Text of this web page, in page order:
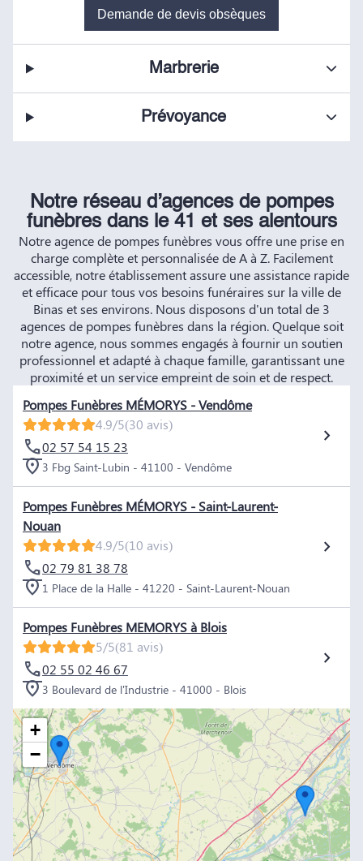
Demande de devis obsèques
Marbrerie
Prévoyance
Notre réseau d’agences de pompes
funèbres dans le 41 et ses alentours
Notre agence de pompes funèbres vous offre une prise en
charge complète et personnalisée de A à Z. Facilement
accessible, notre établissement assure une assistance rapide
et efficace pour tous vos besoins funéraires sur la ville de
Binas et ses environs. Nous disposons d'un total de 3
agences de pompes funèbres dans la région. Quelque soit
notre agence, nous sommes engagés à fournir un soutien
professionnel et adapté à chaque famille, garantissant une
proximité et un service empreint de soin et de respect.
Pompes Funèbres MÉMORYS - Vendôme
4.9/5(30 avis)
02 57 54 15 23
3 Fbg Saint-Lubin - 41100 - Vendôme
Pompes Funèbres MÉMORYS - Saint-Laurent-
Nouan
4.9/5(10 avis)
02 79 81 38 78
1 Place de la Halle - 41220 - Saint-Laurent-Nouan
Pompes Funèbres MEMORYS à Blois
5/5(81 avis)
02 55 02 46 67
3 Boulevard de l'Industrie - 41000 - Blois
+
−